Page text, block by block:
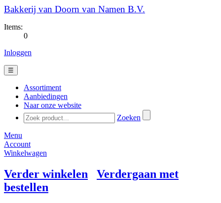
Bakkerij van Doorn van Namen B.V.
Items:
0
Inloggen
☰
Assortiment
Aanbiedingen
Naar onze website
Zoeken
Menu
Account
Winkelwagen
Verder winkelen
Verdergaan met
bestellen